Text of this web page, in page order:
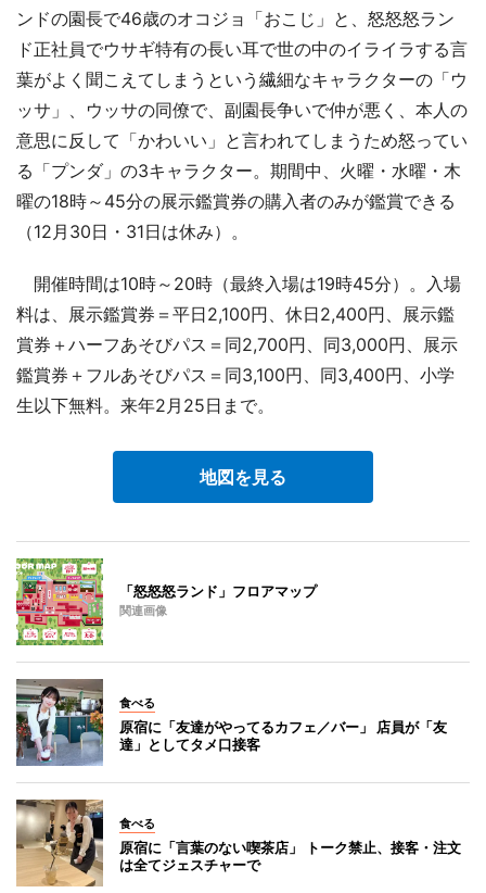
ンドの園長で46歳のオコジョ「おこじ」と、怒怒怒ラン
ド正社員でウサギ特有の長い耳で世の中のイライラする言
葉がよく聞こえてしまうという繊細なキャラクターの「ウ
ッサ」、ウッサの同僚で、副園長争いで仲が悪く、本人の
意思に反して「かわいい」と言われてしまうため怒ってい
る「プンダ」の3キャラクター。期間中、火曜・水曜・木
曜の18時～45分の展示鑑賞券の購入者のみが鑑賞できる
（12月30日・31日は休み）。
開催時間は10時～20時（最終入場は19時45分）。入場
料は、展示鑑賞券＝平日2,100円、休日2,400円、展示鑑
賞券＋ハーフあそびパス＝同2,700円、同3,000円、展示
鑑賞券＋フルあそびパス＝同3,100円、同3,400円、小学
生以下無料。来年2月25日まで。
地図を見る
「怒怒怒ランド」フロアマップ
関連画像
食べる
原宿に「友達がやってるカフェ／バー」 店員が「友
達」としてタメ口接客
食べる
原宿に「言葉のない喫茶店」 トーク禁止、接客・注文
は全てジェスチャーで